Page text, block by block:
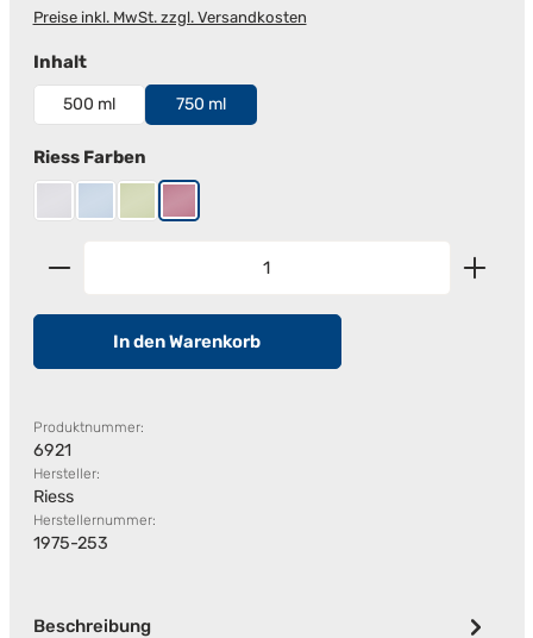
Preise inkl. MwSt. zzgl. Versandkosten
Inhaltauswählen
500 ml 750 ml
Riess Farbenauswählen
EdelstahlHellblauNilgrünRosa
Produkt Anzahl: Gib den gewünschten Wert ein
In den Warenkorb
Produktnummer:
6921
Hersteller:
Riess
Herstellernummer:
1975-253
Beschreibung